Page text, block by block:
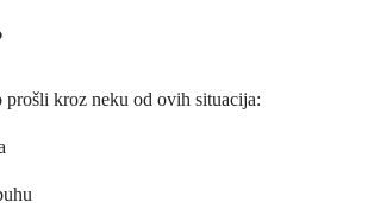
prošli kroz neku od ovih situacija: